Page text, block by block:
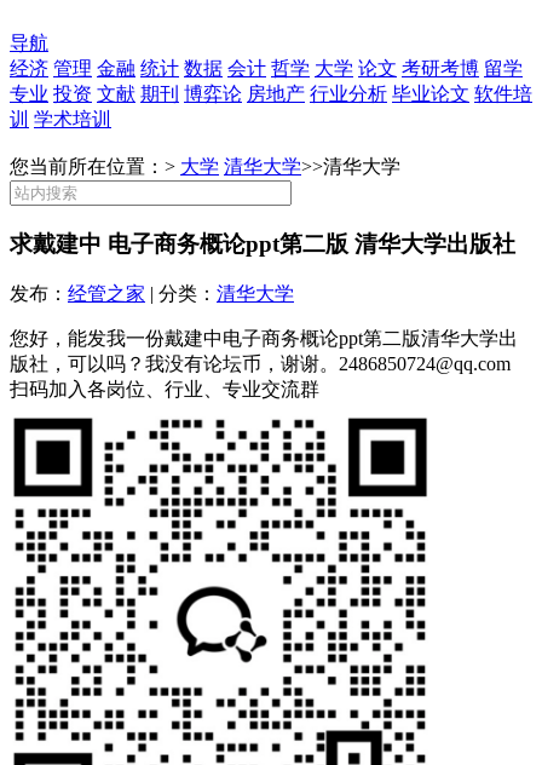
导航
经济 管理 金融 统计 数据 会计 哲学 大学 论文 考研考博 留学
专业 投资 文献 期刊 博弈论 房地产 行业分析 毕业论文 软件培
训 学术培训
您当前所在位置：> 大学 清华大学>>清华大学
求戴建中 电子商务概论ppt第二版 清华大学出版社
发布： 经管之家 | 分类： 清华大学
您好，能发我一份戴建中电子商务概论ppt第二版清华大学出
版社，可以吗？我没有论坛币，谢谢。2486850724@qq.com
扫码加入各岗位、行业、专业交流群